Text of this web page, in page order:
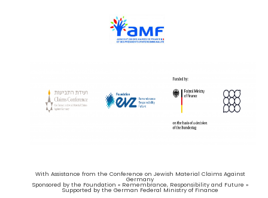
With Assistance from the Conference on Jewish Material Claims Against
Germany
Sponsored by the Foundation « Remembrance, Responsibility and Future »
Supported by the German Federal Ministry of Finance